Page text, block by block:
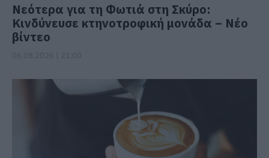
Νεότερα για τη Φωτιά στη Σκύρο:
Κινδύνευσε κτηνοτροφική μονάδα – Νέο
βίντεο